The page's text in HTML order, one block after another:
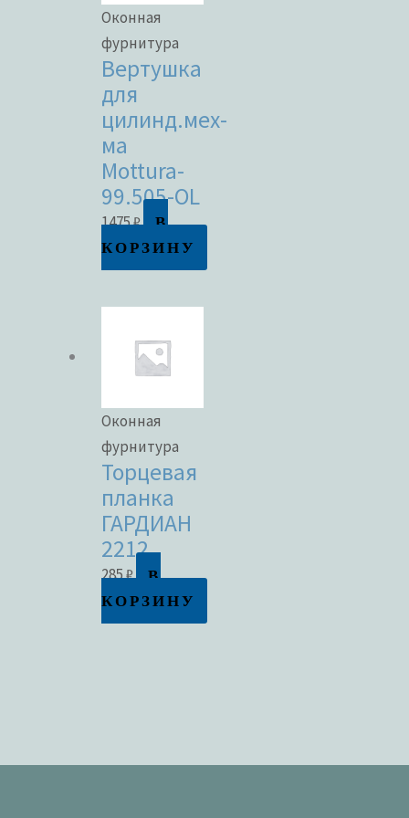
Оконная
фурнитура
Вертушка
для
цилинд.мех-
ма
Mottura-
99.505-OL
1475₽
В
КОРЗИНУ
Оконная
фурнитура
Торцевая
планка
ГАРДИАН
2212
285₽
В
КОРЗИНУ